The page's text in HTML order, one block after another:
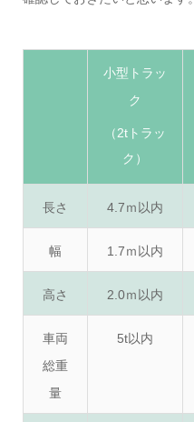
小型トラッ
ク
（2tトラッ
ク）
長さ 4.7ｍ以内
幅 1.7ｍ以内
高さ 2.0ｍ以内
車両
総重
量
5t以内